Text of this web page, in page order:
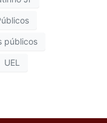
públicos
UEL